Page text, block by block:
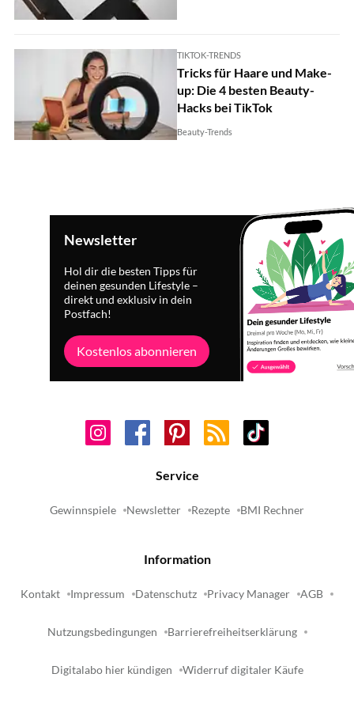
TIKTOK-TRENDS
Tricks für Haare und Make-
up: Die 4 besten Beauty-
Hacks bei TikTok
Beauty-Trends
Newsletter
Hol dir die besten Tipps für
deinen gesunden Lifestyle –
direkt und exklusiv in dein
Postfach!
Kostenlos abonnieren
Service
Gewinnspiele Newsletter Rezepte BMI Rechner
Information
Kontakt Impressum Datenschutz Privacy Manager AGB
Nutzungsbedingungen Barrierefreiheitserklärung
Digitalabo hier kündigen Widerruf digitaler Käufe